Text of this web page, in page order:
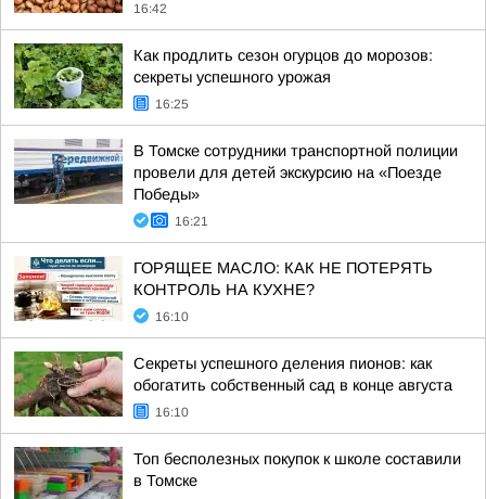
16:42
Как продлить сезон огурцов до морозов:
секреты успешного урожая
16:25
В Томске сотрудники транспортной полиции
провели для детей экскурсию на «Поезде
Победы»
16:21
ГОРЯЩЕЕ МАСЛО: КАК НЕ ПОТЕРЯТЬ
КОНТРОЛЬ НА КУХНЕ?
16:10
Секреты успешного деления пионов: как
обогатить собственный сад в конце августа
16:10
Топ бесполезных покупок к школе составили
в Томске